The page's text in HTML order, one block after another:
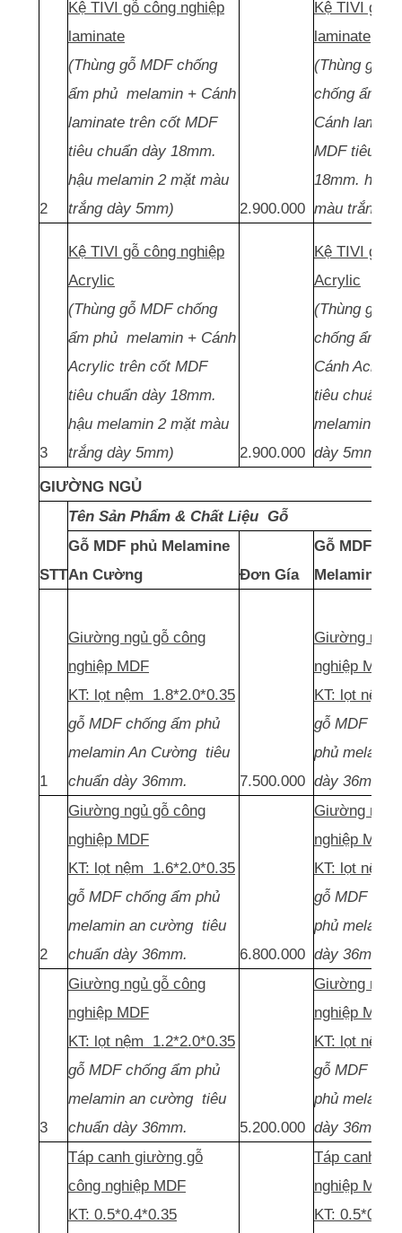
2
Kệ TIVI gỗ công nghiệp
laminate
(Thùng gỗ MDF chống
ẩm phủ melamin + Cánh
laminate trên cốt MDF
tiêu chuẩn dày 18mm.
hậu melamin 2 mặt màu
trắng dày 5mm)
2.900.000
Kệ TIVI gỗ
laminate
(Thùng gỗ
chống ẩm
Cánh
MDF tiêu
18mm. hậu
màu trắng
3
Kệ TIVI gỗ công nghiệp
Acrylic
(Thùng gỗ MDF chống
ẩm phủ melamin + Cánh
Acrylic trên cốt MDF
tiêu chuẩn dày 18mm.
hậu melamin 2 mặt màu
trắng dày 5mm)
2.900.000
Kệ TIVI gỗ
Acrylic
(Thùng gỗ
chống ẩm
Cánh
tiêu chuẩn
melamin 2
dày 5mm)
GIƯỜNG NGỦ
STT
Tên Sản Phẩm & Chất Liệu Gỗ
Gỗ MDF phủ Melamine
An Cường
Đơn Gía
Gỗ MDF
Melamine
1
Giường ngủ gỗ công
nghiệp MDF
KT: lọt nệm 1.8*2.0*0.35
gỗ MDF chống ẩm phủ
melamin An Cường tiêu
chuẩn dày 36mm.
7.500.000
Giường ngủ
nghiệp MDF
KT: lọt nệm
gỗ MDF thái
phủ
dày 36mm.
2
Giường ngủ gỗ công
nghiệp MDF
KT: lọt nệm 1.6*2.0*0.35
gỗ MDF chống ẩm phủ
melamin an cường tiêu
chuẩn dày 36mm.
6.800.000
Giường ngủ
nghiệp MDF
KT: lọt nệm
gỗ MDF thái
phủ
dày 36mm.
3
Giường ngủ gỗ công
nghiệp MDF
KT: lọt nệm 1.2*2.0*0.35
gỗ MDF chống ẩm phủ
melamin an cường tiêu
chuẩn dày 36mm.
5.200.000
Giường ngủ
nghiệp MDF
KT: lọt nệm
gỗ MDF thái
phủ
dày 36mm.
Táp canh giường gỗ
công nghiệp MDF
KT: 0.5*0.4*0.35
Táp canh
nghiệp MDF
KT: